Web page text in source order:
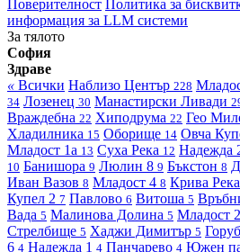
Поверителност Политика за
информация за LLM системи
За тялото
София
Здраве
« Всички Наблизо Център 228
34 Лозенец 30 Манастирски Ливади
Враждебна 22 Хиподрума 22 Гео
Хладилника 15 Оборище 14 Овча
Младост 1а 13 Суха Река 12 Надежда
10 Банишора 9 Люлин 8 9 Бъкстон 8
Иван Вазов 8 Младост 4 8 Крива Река
Купел 2 7 Павлово 6 Витоша 5
Вада 5 Малинова Долина 5 Младост 2
Стрелбище 5 Хаджи Димитър 5
6 4 Надежда 1 4 Панчарево 4 Южен